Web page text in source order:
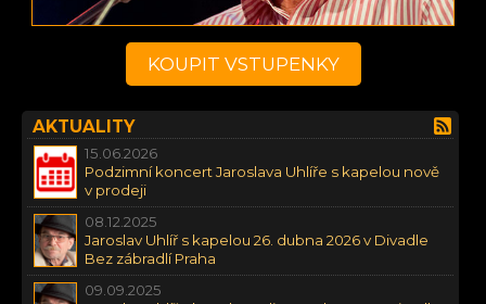
KOUPIT VSTUPENKY
AKTUALITY
15.06.2026
Podzimní koncert Jaroslava Uhlíře s kapelou nově
v prodeji
08.12.2025
Jaroslav Uhlíř s kapelou 26. dubna 2026 v Divadle
Bez zábradlí Praha
09.09.2025